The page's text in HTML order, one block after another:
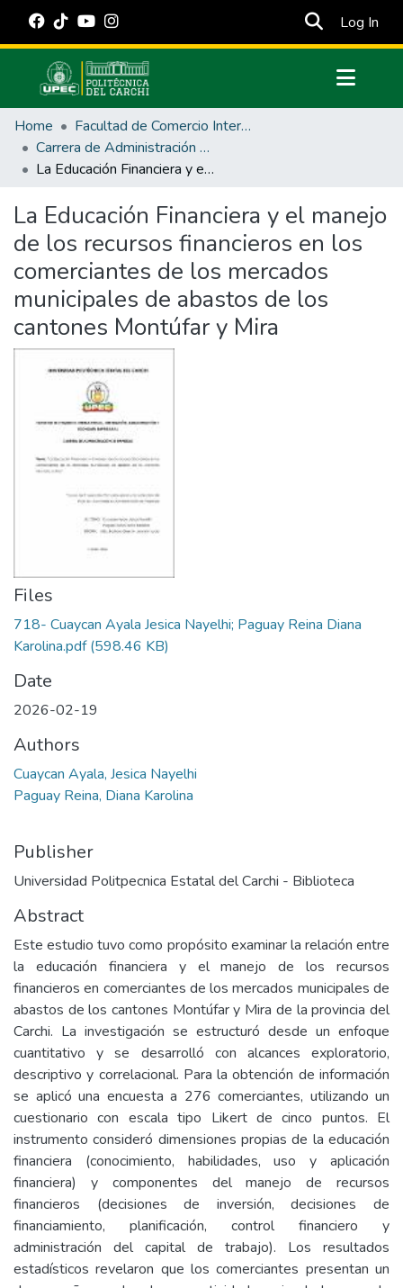
Log In
Communities & Collections
All of DSpace
Statistics
Estadísticas Externas
Manuales
Home
Facultad de Comercio Internacional, Integración, Administración y Economía Empresarial
Carrera de Administración de Empresas y Marketing
La Educación Financiera y el manejo de los recursos financieros en los comerciantes de los mercados municipales de abastos de los cantones Montúfar y Mira
La Educación Financiera y el manejo
de los recursos financieros en los
comerciantes de los mercados
municipales de abastos de los
cantones Montúfar y Mira
Files
718- Cuaycan Ayala Jesica Nayelhi; Paguay Reina Diana
Karolina.pdf(598.46 KB)
Date
2026-02-19
Authors
Cuaycan Ayala, Jesica Nayelhi
Paguay Reina, Diana Karolina
Publisher
Universidad Politpecnica Estatal del Carchi - Biblioteca
Abstract
Este estudio tuvo como propósito examinar la relación entre
la educación financiera y el manejo de los recursos
financieros en comerciantes de los mercados municipales de
abastos de los cantones Montúfar y Mira de la provincia del
Carchi. La investigación se estructuró desde un enfoque
cuantitativo y se desarrolló con alcances exploratorio,
descriptivo y correlacional. Para la obtención de información
se aplicó una encuesta a 276 comerciantes, utilizando un
cuestionario con escala tipo Likert de cinco puntos. El
instrumento consideró dimensiones propias de la educación
financiera (conocimiento, habilidades, uso y aplicación
financiera) y componentes del manejo de recursos
financieros (decisiones de inversión, decisiones de
financiamiento, planificación, control financiero y
administración del capital de trabajo). Los resultados
estadísticos revelaron que los comerciantes presentan un